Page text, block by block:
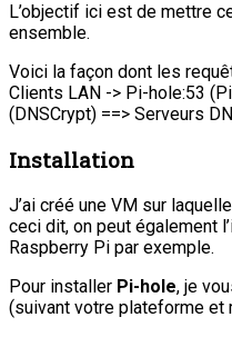
L’objectif ici est de mettre
ensemble.
Voici la façon dont les
Clients LAN -> Pi-hole:53
(DNSCrypt) ==> Serveurs
Installation
J’ai créé une VM sur
ceci dit, on peut également
Raspberry Pi par exemple.
Pour installer Pi-hole, je
(suivant votre plateforme et